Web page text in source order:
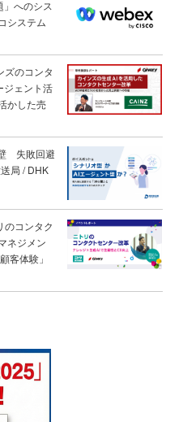
へのシス
システム
ズのコンタ
ェント活
かした売
失敗回避
局 / DHK
のコンタク
ネジメン
客体験」